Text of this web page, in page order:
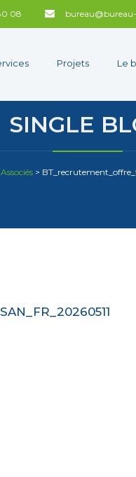
08
Projets Le
SINGLE
>